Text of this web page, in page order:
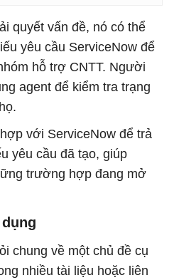
quyết vấn đề, nó có thể
yêu cầu ServiceNow để
hỗ trợ CNTT. Người
agent để kiểm tra trạng
với ServiceNow để trả
yêu cầu đã tạo, giúp
trường hợp đang mở
chung về một chủ đề cụ
nhiều tài liệu hoặc liên